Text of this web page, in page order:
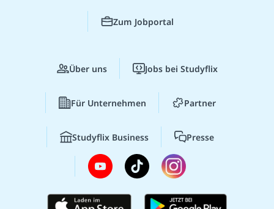
Zum Jobportal
Über uns Jobs bei Studyflix
Für Unternehmen Partner
Studyflix Business Presse